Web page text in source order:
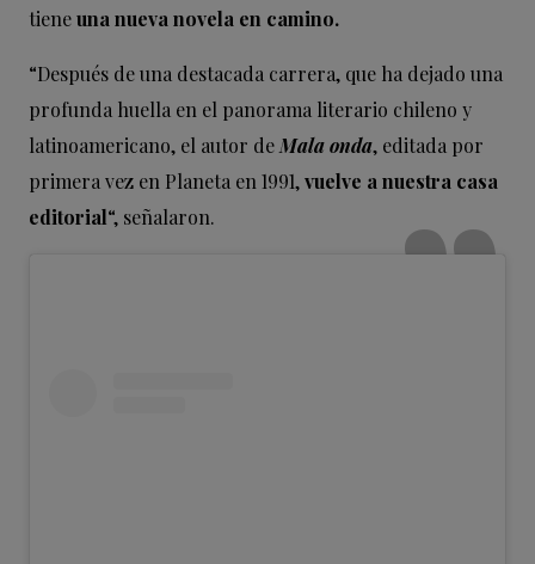
tieneuna nueva novela en camino.
“Después de una destacada carrera, que ha dejado una
profunda huella en el panorama literario chileno y
latinoamericano, el autor de Mala onda, editada por
primera vez en Planeta en 1991,vuelve a nuestra casa
editorial“, señalaron.